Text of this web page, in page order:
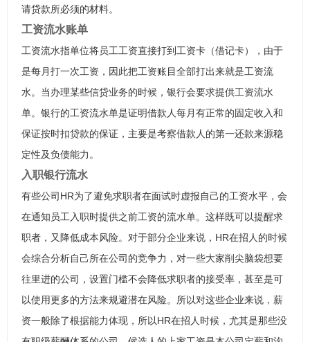
请贷款所必须的材料。
工资流水账单
工资流水指单位将员工工资直接打到工资卡（借记卡），由于
是每月打一次工资，因此把工资账目全部打出来就是工资流
水。当办理某些信贷业务的时候，银行会要求提供工资流水
单。银行的工资流水单是证明借款人每月有正常的固定收入和
保证按时扣贷款的保证，主要是考察借款人的第一还款来源稳
定性及负债能力。
入职银行流水
有些公司HR为了避免求职者在面试时虚报自己的工资水平，会
在通知员工入职时提供之前工资的流水单。这样既可以提醒求
职者，又降低成本风险。对于部分企业来说，HR在招人的时候
会综合分析自己所在公司的竞争力，对一些大家削尖脑袋想要
往里进的公司，设置门槛不会降低求职者的接受率，甚至是可
以使用更多的方法来规避潜在风险。所以对这些企业来说，薪
资一般除了根据能力体现，所以HR在招人时候，尤其是那些没